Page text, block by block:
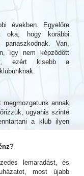
években. Egyelőre
oka, hogy korábbi
panaszkodnak. Van,
így nem képződött
ezért kisebb a
megmozgatunk annak
ugyanis szinte
a klub ilyen
lemaradást, és
most újabb